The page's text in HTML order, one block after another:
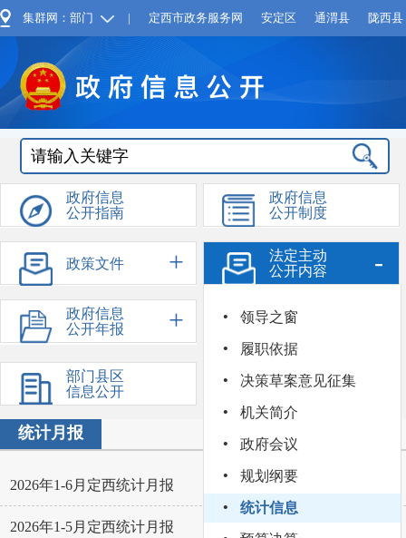
集群网：部门 | 定西市政务服务网 安定区 通渭县 陇西县
政府信息
公开指南
政府信息
公开制度
政策文件 +
法定主动
公开内容
-
· 领导之窗
· 履职依据
· 决策草案意见征集
· 机关简介
· 政府会议
· 规划纲要
· 统计信息
政府信息
公开年报
+
依申请公
部门县区
信息公开
统计月报
2026年1-6月定西统计月报
2026年1-5月定西统计月报